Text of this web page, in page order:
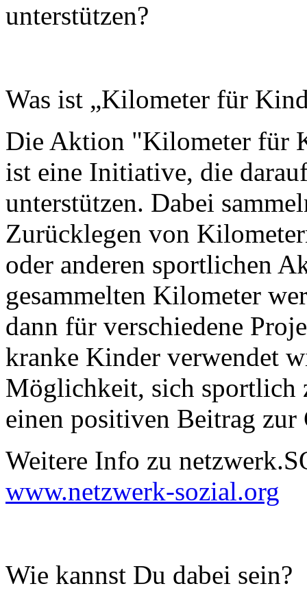
unterstützen?
Was ist „Kilometer für
Die Aktion "Kilometer für
ist eine Initiative, die
unterstützen. Dabei
Zurücklegen von
oder anderen sportlichen
gesammelten Kilometer
dann für verschiedene
kranke Kinder verwendet
Möglichkeit, sich sportlich
einen positiven Beitrag zur
Weitere Info zu
www.netzwerk-sozial.org
Wie kannst Du dabei sein?